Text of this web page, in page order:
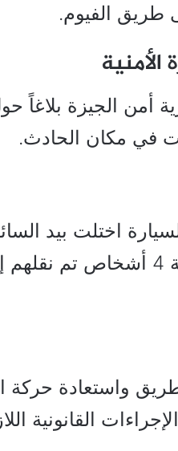
الفيوم.
أمن الجيزة بلاغاً
في مكان الحادث.
اختلت بيد
أدى إلى اصطدام السيارة بالعمود وإصابة 4 أشخاص تم
واستعادة حركة
القانونية